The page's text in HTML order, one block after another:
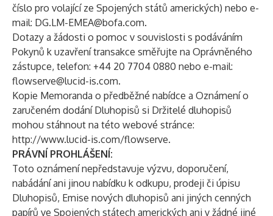
číslo pro volající ze Spojených států amerických) nebo e-
mail: DG.LM-EMEA@bofa.com.
Dotazy a žádosti o pomoc v souvislosti s podáváním
Pokynů k uzavření transakce směřujte na Oprávněného
zástupce, telefon: +44 20 7704 0880 nebo e-mail:
flowserve@lucid-is.com.
Kopie Memoranda o předběžné nabídce a Oznámení o
zaručeném dodání Dluhopisů si Držitelé dluhopisů
mohou stáhnout na této webové stránce:
http://www.lucid-is.com/flowserve.
PRÁVNÍ PROHLÁŠENÍ:
Toto oznámení nepředstavuje výzvu, doporučení,
nabádání ani jinou nabídku k odkupu, prodeji či úpisu
Dluhopisů, Emise nových dluhopisů ani jiných cenných
papírů ve Spojených státech amerických ani v žádné jiné